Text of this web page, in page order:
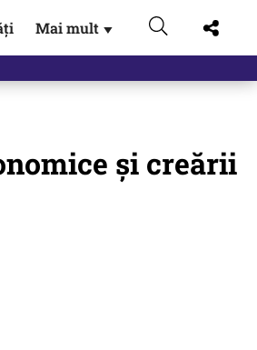
Mai mult ▼
și creării